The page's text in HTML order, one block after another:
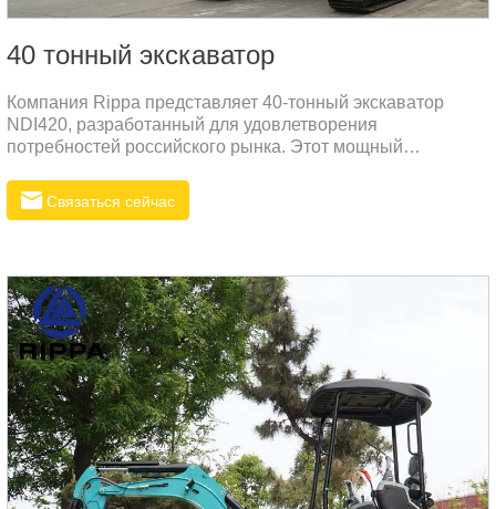
40 тонный экскаватор
Компания Rippa представляет 40-тонный экскаватор
NDI420, разработанный для удовлетворения
потребностей российского рынка. Этот мощный
строительных и земляных работ.
Связаться сейчас